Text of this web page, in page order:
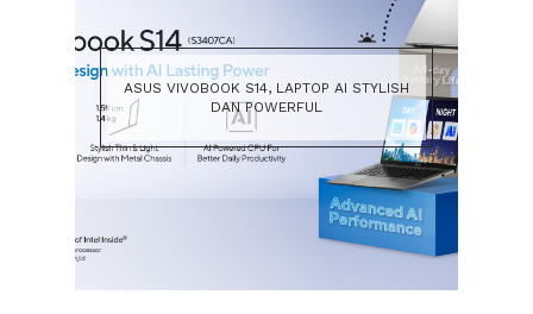
ASUS VIVOBOOK S14, LAPTOP AI STYLISH
DAN POWERFUL